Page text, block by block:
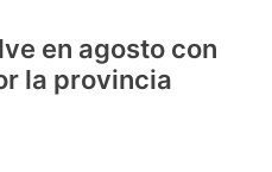
en agosto con
la provincia